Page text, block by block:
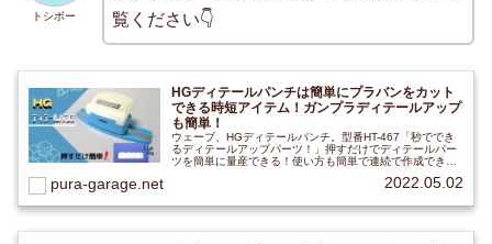
トシボー
覧ください👇
HGディテールパンチは簡単にプラバンをカット
できる時短アイテム！ガンプラディテールアップ
も簡単！
ウェーブ、HGディテールパンチ。型番HT-467「秒ででき
るディテールアップパーツ！」押すだけでディテールパー
ツを簡単に量産できる！使い方も簡単で連続で作成できる
幅を広げてくれて、時短にもなる一品でした。
pura-garage.net 2022.05.02